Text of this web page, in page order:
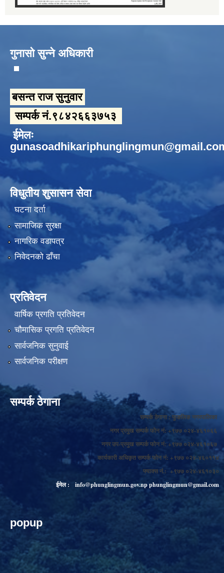
गुनासो सुन्ने अधिकारी
बसन्त राज सुनुवार
सम्पर्क नं.९८४२६६३७५३
ईमेलः
विधुतीय शुसासन सेवा
घटना दर्ता
सामाजिक सुरक्षा
नागरिक वडापत्र
निवेदनको ढाँचा
प्रतिवेदन
वार्षिक प्रगति प्रतिवेदन
चौमासिक प्रगति प्रतिवेदन
सार्वजनिक सुनुवाई
सार्वजनिक परीक्षण
सम्पर्क ठेगाना
सम्पर्क ठेगाना : फुङलिङ नगरपालिका
नगर प्रमुख सम्पर्क फोन नं: +९७७ ०२४-४६१०६६
नगर उप-प्रमुख सम्पर्क फोन नं: +९७७ ०२४-४६१०६७
कार्यकारी अधिकृत सम्पर्क फोन नं: +९७७ ०२४-४६०११४
फ्याक्स नं.: +९७७ ०२४-४६१०३०
ईमेल :
info@phunglingmun.gov.npphunglingmun@gmail.com
popup